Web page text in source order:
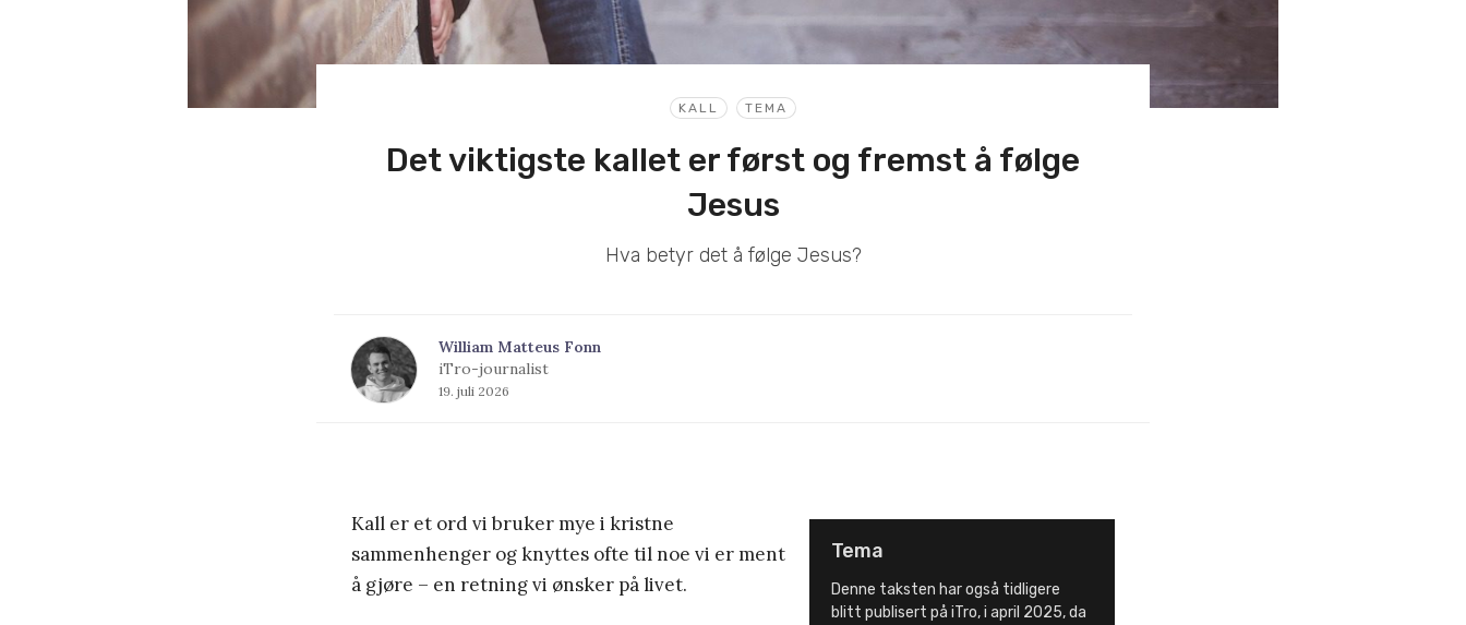
KALL TEMA
Det viktigste kallet er først og fremst å følge
Jesus
Hva betyr det å følge Jesus?
William Matteus Fonn
iTro-journalist
19. juli 2026
Tema
Denne taksten har også tidligere
blitt publisert på iTro, i april 2025, da
Kall er et ord vi bruker mye i kristne
sammenhenger og knyttes ofte til noe vi er ment
å gjøre – en retning vi ønsker på livet.